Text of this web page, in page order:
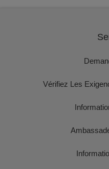
Vérifiez Les